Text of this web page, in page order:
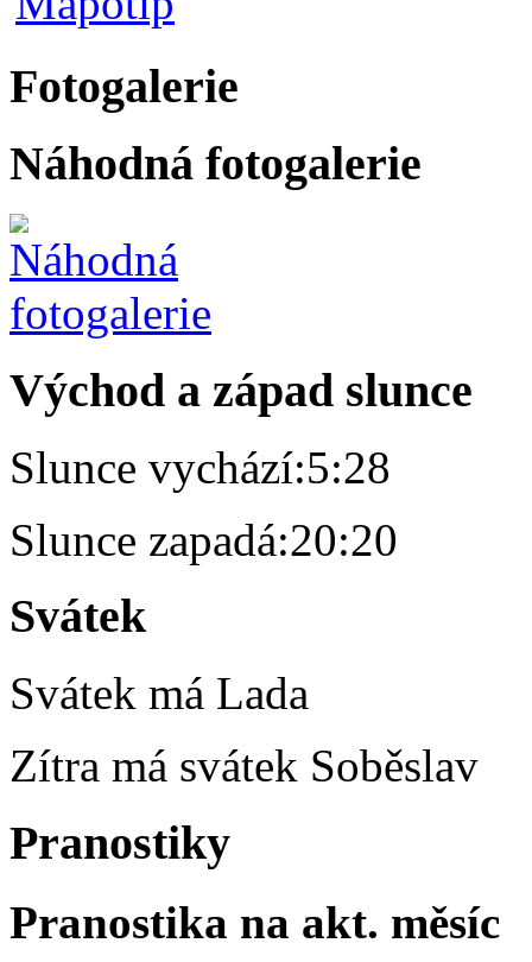
Fotogalerie
Náhodná fotogalerie
Východ a západ slunce
Slunce vychází:5:28
Slunce zapadá:20:20
Svátek
Svátek má Lada
Zítra má svátek Soběslav
Pranostiky
Pranostika na akt. měsíc